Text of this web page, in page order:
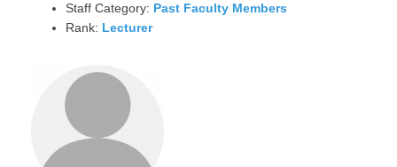
Staff Category: Past Faculty Members
Rank: Lecturer